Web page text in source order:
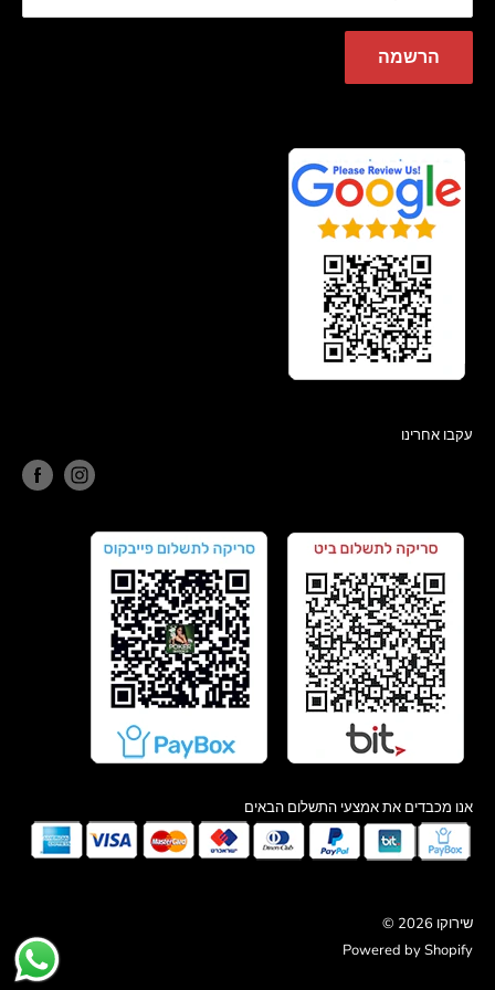
הרשמה
עקבו אחרינו
אנו מכבדים את אמצעי התשלום הבאים
© 2026 שירוקו
Powered by Shopify